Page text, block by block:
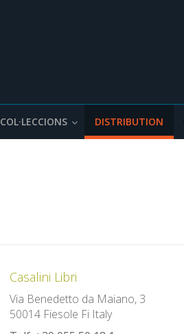
COL·LECCIONS DISTRIBUTION
Casalini Libri
Via Benedetto da Maiano, 3
50014 Fiesole Fi Italy